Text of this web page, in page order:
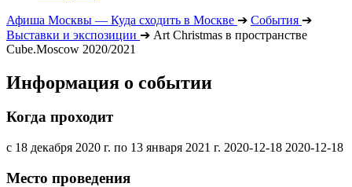
Афиша Москвы — Куда сходить в Москве ➔ События ➔
Выставки и экспозиции ➔ Art Christmas в пространстве
Cube.Moscow 2020/2021
Информация о событии
Когда проходит
с 18 декабря 2020 г. по 13 января 2021 г. 2020-12-18 2020-12-18
Место проведения